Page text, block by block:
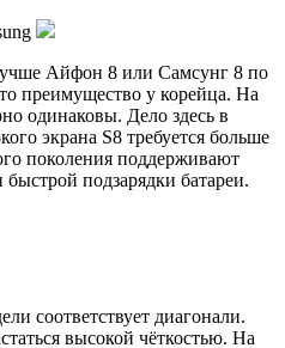
Айфон 8 или Самсунг 8 по
преимущество у корейца. На
одинаковы. Дело здесь в
экрана S8 требуется больше
поколения поддерживают
подзарядки батареи.
соответствует диагонали.
высокой чёткостью. На